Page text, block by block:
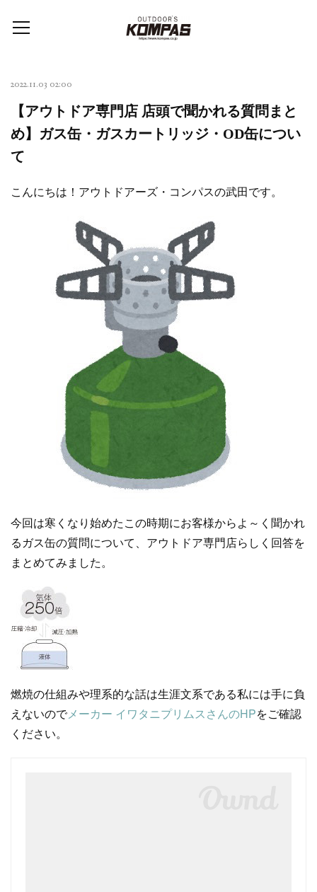
2022.11.03 02:00
【アウトドア専門店 店頭で聞かれる質問まと
め】ガス缶・ガスカートリッジ・OD缶につい
て
こんにちは！アウトドアーズ・コンパスの武田です。
今回は寒くなり始めたこの時期にお客様からよ～く聞かれ
るガス缶の質問について、アウトドア専門店らしく回答を
まとめてみました。
燃焼の仕組みや理系的な話は生涯文系である私には手に負
えないのでメーカー イワタニプリムスさんのHPをご確認
ください。